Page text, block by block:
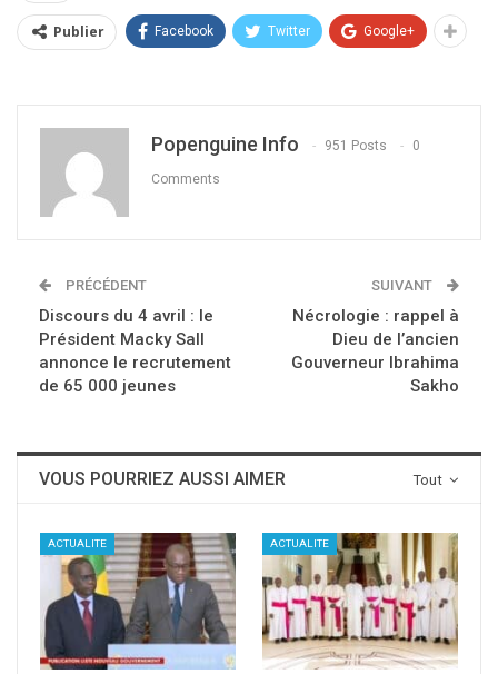
Publier Facebook Twitter Google+
Popenguine Info 951 Posts 0
Comments
PRÉCÉDENT
Discours du 4 avril : le
Président Macky Sall
annonce le recrutement
de 65 000 jeunes
SUIVANT
Nécrologie : rappel à
Dieu de l’ancien
Gouverneur Ibrahima
Sakho
Tout
VOUS POURRIEZ AUSSI AIMER
ACTUALITE ACTUALITE